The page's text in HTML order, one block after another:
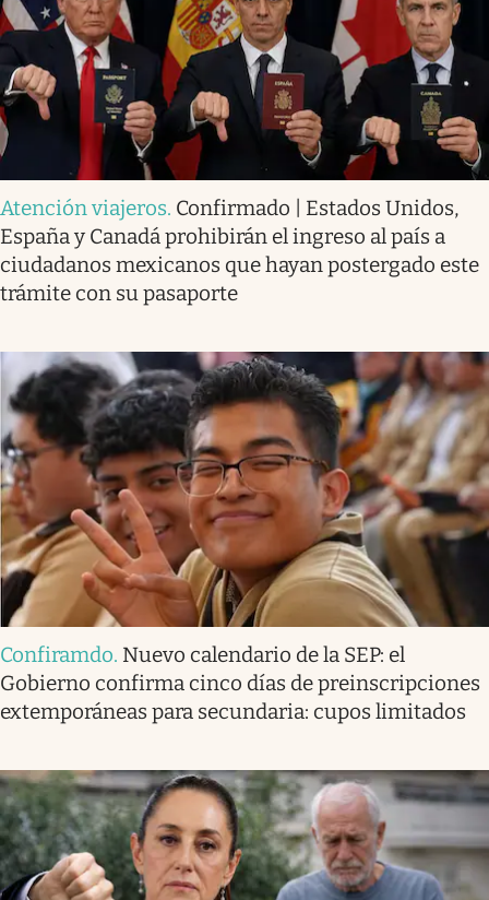
Atención viajeros. Confirmado | Estados Unidos,
España y Canadá prohibirán el ingreso al país a
ciudadanos mexicanos que hayan postergado este
trámite con su pasaporte
Confiramdo. Nuevo calendario de la SEP: el
Gobierno confirma cinco días de preinscripciones
extemporáneas para secundaria: cupos limitados